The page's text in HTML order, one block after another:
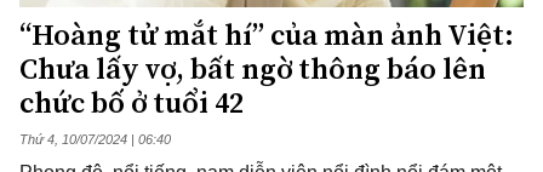
“Hoàng tử mắt hí” của màn ảnh Việt:
Chưa lấy vợ, bất ngờ thông báo lên
chức bố ở tuổi 42
Thứ 4, 10/07/2024 | 06:40